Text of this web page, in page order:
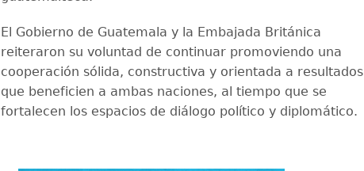
El Gobierno de Guatemala y la Embajada Británica
reiteraron su voluntad de continuar promoviendo una
cooperación sólida, constructiva y orientada a resultados
que beneficien a ambas naciones, al tiempo que se
fortalecen los espacios de diálogo político y diplomático.